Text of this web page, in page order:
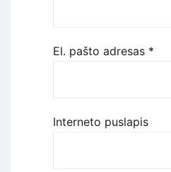
El. pašto adresas *
Interneto puslapis